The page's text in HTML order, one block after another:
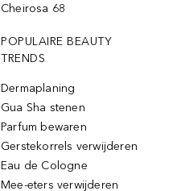
Cheirosa 68
POPULAIRE BEAUTY
TRENDS
Dermaplaning
Gua Sha stenen
Parfum bewaren
Gerstekorrels verwijderen
Eau de Cologne
Mee-eters verwijderen